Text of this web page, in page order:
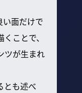
面だけで
ことで、
ツが生まれ
とも述べ